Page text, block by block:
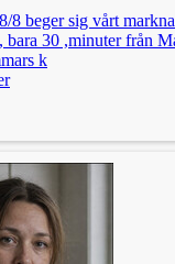
8 beger sig vårt
bara 30 ,minuter från
k